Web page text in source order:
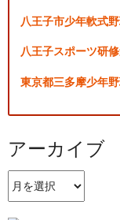
八王子市少年軟式
八王子スポーツ研
東京都三多摩少年
アーカイブ
ー